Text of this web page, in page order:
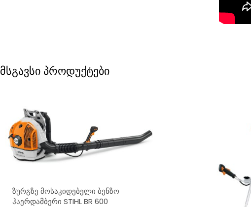
მსგავსი პროდუქტები
ზურგზე მოსაკიდებელი ბენზო
ჰაერდამბერი STIHL BR 600